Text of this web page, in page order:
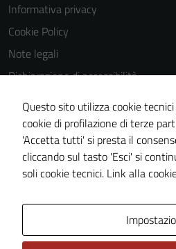
Informativa privacy
Cookie Policy
Note legali
Dichiarazione di accessibilità
Dichiarazione di accessibilità Servizi
Whistleblowing
Piano di miglioramento del sito
Area riservata
Questo sito utilizza cookie
cookie di profilazione di terze
'Accetta tutti' si presta il
cliccando sul tasto 'Esci' si
soli cookie tecnici. Link alla